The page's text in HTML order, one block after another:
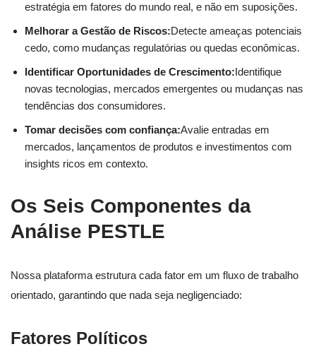
estratégia em fatores do mundo real, e não em suposições.
Melhorar a Gestão de Riscos:Detecte ameaças potenciais
cedo, como mudanças regulatórias ou quedas econômicas.
Identificar Oportunidades de Crescimento:Identifique
novas tecnologias, mercados emergentes ou mudanças nas
tendências dos consumidores.
Tomar decisões com confiança:Avalie entradas em
mercados, lançamentos de produtos e investimentos com
insights ricos em contexto.
Os Seis Componentes da
Análise PESTLE
Nossa plataforma estrutura cada fator em um fluxo de trabalho
orientado, garantindo que nada seja negligenciado:
Fatores Políticos